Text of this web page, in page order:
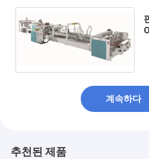
계속하다
추천된 제품